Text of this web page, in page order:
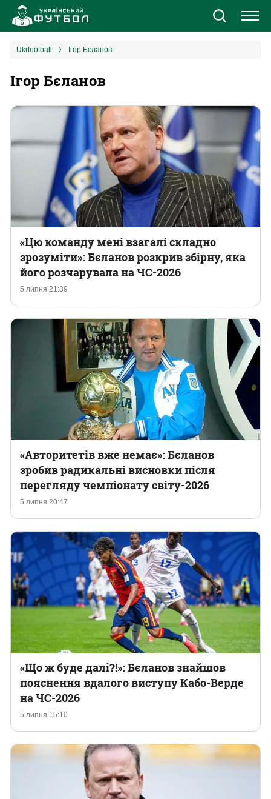
Єврокубки
УПЛ
1 ліга
2 ліга
Різне
Букмекери
ukrfootball Ігор Бєланов
Ігор Бєланов
5 липня 21:39
«Цю команду мені взагалі складно
зрозуміти»: Бєланов розкрив збірну, яка
його розчарувала на ЧС-2026
5 липня 20:47
«Авторитетів вже немає»: Бєланов
зробив радикальні висновки після
перегляду чемпіонату світу-2026
5 липня 15:10
«‎Що ж буде далі?!»: Бєланов знайшов
пояснення вдалого виступу Кабо-Верде
на ЧС-2026